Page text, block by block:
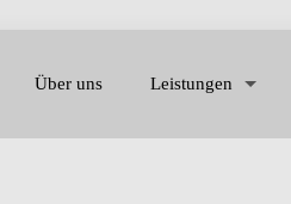
Über uns Leistungen